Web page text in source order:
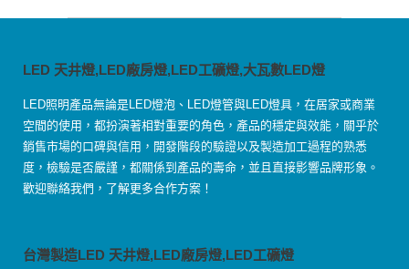
LED 天井燈,LED廠房燈,LED工礦燈,大瓦數LED燈
LED照明產品無論是LED燈泡、LED燈管與LED燈具，在居家或商業
空間的使用，都扮演著相對重要的角色，產品的穩定與效能，關乎於
銷售市場的口碑與信用，開發階段的驗證以及製造加工過程的熟悉
度，檢驗是否嚴謹，都關係到產品的壽命，並且直接影響品牌形象。
歡迎聯絡我們，了解更多合作方案！
台灣製造LED 天井燈,LED廠房燈,LED工礦燈